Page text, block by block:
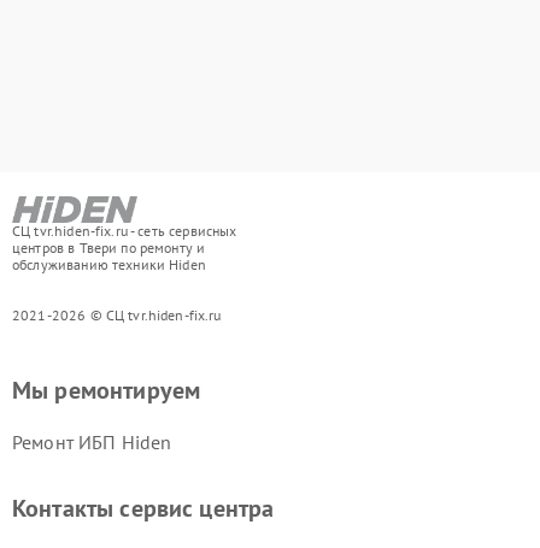
СЦ tvr.hiden-fix.ru - сеть сервисных
центров в Твери по ремонту и
обслуживанию техники Hiden
2021-2026 © СЦ tvr.hiden-fix.ru
Мы ремонтируем
Ремонт ИБП Hiden
Контакты сервис центра